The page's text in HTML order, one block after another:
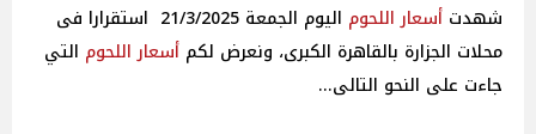
شهدت أسعار اللحوم
اليوم الجمعة 21/3/2025 استقرارا فى
محلات الجزارة بالقاهرة الكبرى، ونعرض لكم أسعار اللحوم التي
جاءت على النحو التالى...